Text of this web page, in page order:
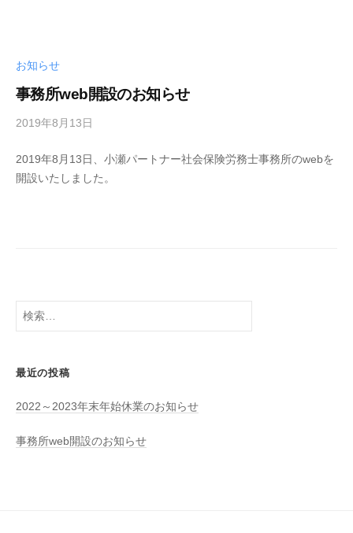
お知らせ
事務所web開設のお知らせ
2019年8月13日
小
瀬
2019年8月13日、小瀬パートナー社会保険労務士事務所のwebを
開設いたしました。
検
最近の投稿
2022～2023年末年始休業のお知らせ
事務所web開設のお知らせ